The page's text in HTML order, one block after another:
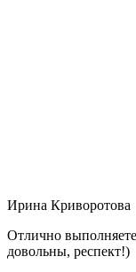
Ирина Криворотова
Отлично
довольны, респект!)